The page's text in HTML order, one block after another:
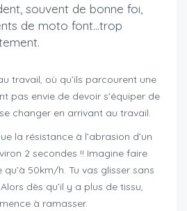
souvent de bonne foi,
de moto font…trop
travail, où qu’ils parcourent une
pas envie de devoir s’équiper de
changer en arrivant au travail.
la résistance à l’abrasion d’un
2 secondes !! Imagine faire
50km/h. Tu vas glisser sans
dès qu’il y a plus de tissu,
à ramasser.